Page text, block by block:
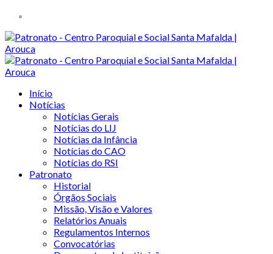
Início
Notícias
Notícias Gerais
Notícias do LIJ
Notícias da Infância
Notícias do CAO
Notícias do RSI
Patronato
Historial
Órgãos Sociais
Missão, Visão e Valores
Relatórios Anuais
Regulamentos Internos
Convocatórias